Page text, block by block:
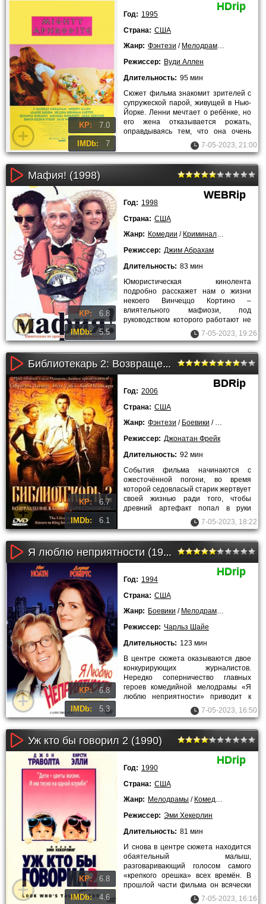
KP: 7.0
IMDb: 7
HDrip
Год: 1995
Страна: США
Жанр: Фэнтези / Мелодрамы /
Режиссер: Вуди Аллен
Длительность: 95 мин
Сюжет фильма знакомит зрителей с
супружеской парой, живущей в Нью-
Йорке. Ленни мечтает о ребёнке, но
его жена отказывается рожать,
оправдываясь тем, что она очень
7-05-2023, 21:00
Мафия! (1998)
KP: 6.8
IMDb: 5.5
WEBRip
Год: 1998
Страна: США
Жанр: Комедии / Криминальные
Режиссер: Джим Абрахам
Длительность: 83 мин
Юмористическая кинолента
подробно расскажет нам о жизни
некоего Винчеццо Кортино –
влиятельного мафиози, под
руководством которого работают не
самые умные бандиты. Однажды
главный герой
7-05-2023, 19:26
Библиотекарь 2: Возвращение в Копи Царя Соломона (2006)
KP: 6.7
IMDb: 6.1
BDRip
Год: 2006
Страна: США
Жанр: Фэнтези / Боевики / Приключения
Режиссер: Джонатан Фрейк
Длительность: 92 мин
События фильма начинаются с
ожесточённой погони, во время
которой седовласый старик жертвует
своей жизнью ради того, чтобы
древний артефакт попал в руки
Флина Карсена – главного героя
7-05-2023, 18:22
Я люблю неприятности (1994)
KP: 6.8
IMDb: 5.3
HDrip
Год: 1994
Страна: США
Жанр: Боевики / Мелодрамы /
Режиссер: Чарльз Шайе
Длительность: 123 мин
В центре сюжета оказываются двое
конкурирующих журналистов.
Нередко соперничество главных
героев комедийной мелодрамы «Я
люблю неприятности» приводит к
печальным последствиям для обоих.
7-05-2023, 16:50
Уж кто бы говорил 2 (1990)
KP: 6.8
IMDb: 4.6
HDrip
Год: 1990
Страна: США
Жанр: Мелодрамы / Комедии
Режиссер: Эми Хекерлин
Длительность: 81 мин
И снова в центре сюжета находится
обаятельный малыш,
разговаривающий голосом самого
«крепкого орешка» всех времён. В
прошлой части фильма он всячески
поддерживал свою маму после
7-05-2023, 16:16